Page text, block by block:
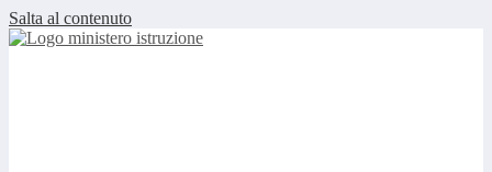
Salta al contenuto